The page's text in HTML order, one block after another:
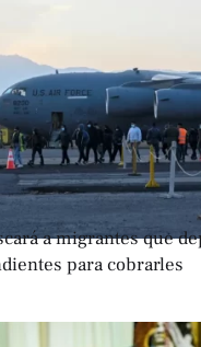
a migrantes que
para cobrarles